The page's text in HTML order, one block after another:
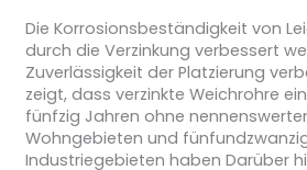
Die Korrosionsbeständigkeit von
durch die Verzinkung verbessert
Zuverlässigkeit der Platzierung
zeigt, dass verzinkte Weichrohre
fünfzig Jahren ohne
Wohngebieten und
Industriegebieten haben Darüber